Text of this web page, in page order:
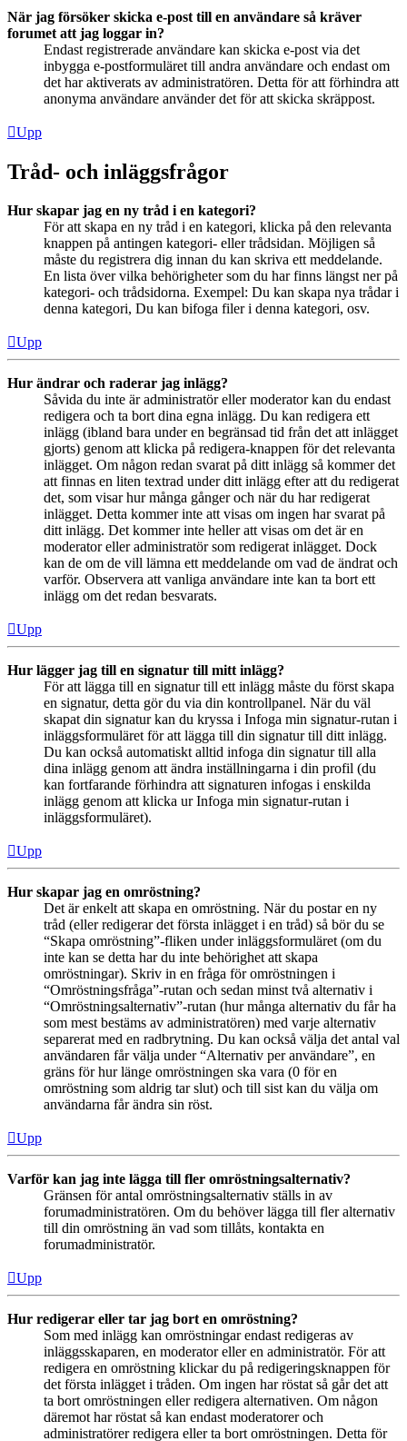
När jag försöker skicka e-post till en användare så kräver
forumet att jag loggar in?
Endast registrerade användare kan skicka e-post via det
inbygga e-postformuläret till andra användare och endast om
det har aktiverats av administratören. Detta för att förhindra att
anonyma användare använder det för att skicka skräppost.
Upp
Tråd- och inläggsfrågor
Hur skapar jag en ny tråd i en kategori?
För att skapa en ny tråd i en kategori, klicka på den relevanta
knappen på antingen kategori- eller trådsidan. Möjligen så
måste du registrera dig innan du kan skriva ett meddelande.
En lista över vilka behörigheter som du har finns längst ner på
kategori- och trådsidorna. Exempel: Du kan skapa nya trådar i
denna kategori, Du kan bifoga filer i denna kategori, osv.
Upp
Hur ändrar och raderar jag inlägg?
Såvida du inte är administratör eller moderator kan du endast
redigera och ta bort dina egna inlägg. Du kan redigera ett
inlägg (ibland bara under en begränsad tid från det att inlägget
gjorts) genom att klicka på redigera-knappen för det relevanta
inlägget. Om någon redan svarat på ditt inlägg så kommer det
att finnas en liten textrad under ditt inlägg efter att du redigerat
det, som visar hur många gånger och när du har redigerat
inlägget. Detta kommer inte att visas om ingen har svarat på
ditt inlägg. Det kommer inte heller att visas om det är en
moderator eller administratör som redigerat inlägget. Dock
kan de om de vill lämna ett meddelande om vad de ändrat och
varför. Observera att vanliga användare inte kan ta bort ett
inlägg om det redan besvarats.
Upp
Hur lägger jag till en signatur till mitt inlägg?
För att lägga till en signatur till ett inlägg måste du först skapa
en signatur, detta gör du via din kontrollpanel. När du väl
skapat din signatur kan du kryssa i Infoga min signatur-rutan i
inläggsformuläret för att lägga till din signatur till ditt inlägg.
Du kan också automatiskt alltid infoga din signatur till alla
dina inlägg genom att ändra inställningarna i din profil (du
kan fortfarande förhindra att signaturen infogas i enskilda
inlägg genom att klicka ur Infoga min signatur-rutan i
inläggsformuläret).
Upp
Hur skapar jag en omröstning?
Det är enkelt att skapa en omröstning. När du postar en ny
tråd (eller redigerar det första inlägget i en tråd) så bör du se
“Skapa omröstning”-fliken under inläggsformuläret (om du
inte kan se detta har du inte behörighet att skapa
omröstningar). Skriv in en fråga för omröstningen i
“Omröstningsfråga”-rutan och sedan minst två alternativ i
“Omröstningsalternativ”-rutan (hur många alternativ du får ha
som mest bestäms av administratören) med varje alternativ
separerat med en radbrytning. Du kan också välja det antal val
användaren får välja under “Alternativ per användare”, en
gräns för hur länge omröstningen ska vara (0 för en
omröstning som aldrig tar slut) och till sist kan du välja om
användarna får ändra sin röst.
Upp
Varför kan jag inte lägga till fler omröstningsalternativ?
Gränsen för antal omröstningsalternativ ställs in av
forumadministratören. Om du behöver lägga till fler alternativ
till din omröstning än vad som tillåts, kontakta en
forumadministratör.
Upp
Hur redigerar eller tar jag bort en omröstning?
Som med inlägg kan omröstningar endast redigeras av
inläggsskaparen, en moderator eller en administratör. För att
redigera en omröstning klickar du på redigeringsknappen för
det första inlägget i tråden. Om ingen har röstat så går det att
ta bort omröstningen eller redigera alternativen. Om någon
däremot har röstat så kan endast moderatorer och
administratörer redigera eller ta bort omröstningen. Detta för